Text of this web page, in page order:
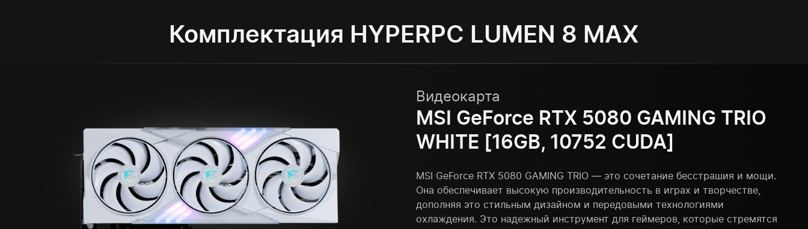
Комплектация HYPERPC LUMEN 8 MAX
Видеокарта
MSI GeForce RTX 5080 GAMING TRIO
WHITE [16GB, 10752 CUDA]
MSI GeForce RTX 5080 GAMING TRIO — это сочетание бесстрашия и мощи.
Она обеспечивает высокую производительность в играх и творчестве,
дополняя это стильным дизайном и передовыми технологиями
охлаждения. Это надежный инструмент для геймеров, которые стремятся